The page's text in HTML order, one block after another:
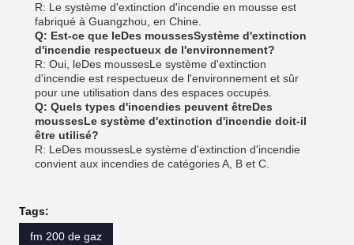
R: Le système d'extinction d'incendie en mousse est
fabriqué à Guangzhou, en Chine.
Q: Est-ce que leDes moussesSystème d'extinction
d'incendie respectueux de l'environnement?
R: Oui, leDes moussesLe système d'extinction
d'incendie est respectueux de l'environnement et sûr
pour une utilisation dans des espaces occupés.
Q: Quels types d'incendies peuvent êtreDes
moussesLe système d'extinction d'incendie doit-il
être utilisé?
R: LeDes moussesLe système d'extinction d'incendie
convient aux incendies de catégories A, B et C.
Tags:
fm 200 de gaz